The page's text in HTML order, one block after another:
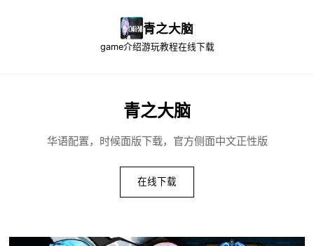
青之大脑
game介绍游玩教程在线下载
青之大脑
华语配置，时候面版下载，官方侧面中文正性版
在线下载